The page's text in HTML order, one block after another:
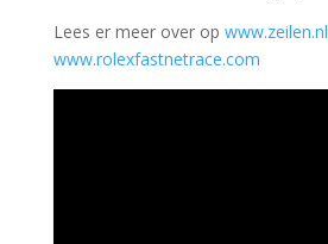
Lees er meer over op www.zeilen.nl
www.rolexfastnetrace.com